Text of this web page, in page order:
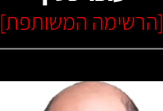
[הרשימה המשותפת]